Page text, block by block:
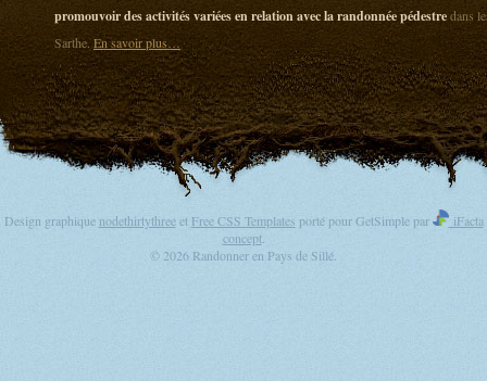
promouvoir des activités variées en relation avec la randonnée pédestredans
Sarthe.En savoir plus…
Design graphique nodethirtythreeet Free CSS Templates porté pour GetSimple par
iFacta
concept
© 2026 Randonner en Pays de Sillé.